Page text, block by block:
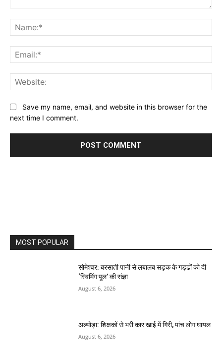
Save my name, email, and website in this browser for the
next time I comment.
MOST POPULAR
सोमेश्वर: बरसाती पानी से लबालब सड़क के गड्ढों को दी
‘स्विमिंग पूल’ की संज्ञा
August 6, 2026
अल्मोड़ा: शिक्षकों से भरी कार खाई में गिरी, पांच लोग घायल
August 6, 2026